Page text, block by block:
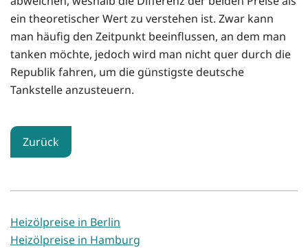
ein theoretischer Wert zu verstehen ist. Zwar kann
man häufig den Zeitpunkt beeinflussen, an dem man
tanken möchte, jedoch wird man nicht quer durch die
Republik fahren, um die günstigste deutsche
Tankstelle anzusteuern.
Zurück
Heizölpreise in Berlin
Heizölpreise in Hamburg